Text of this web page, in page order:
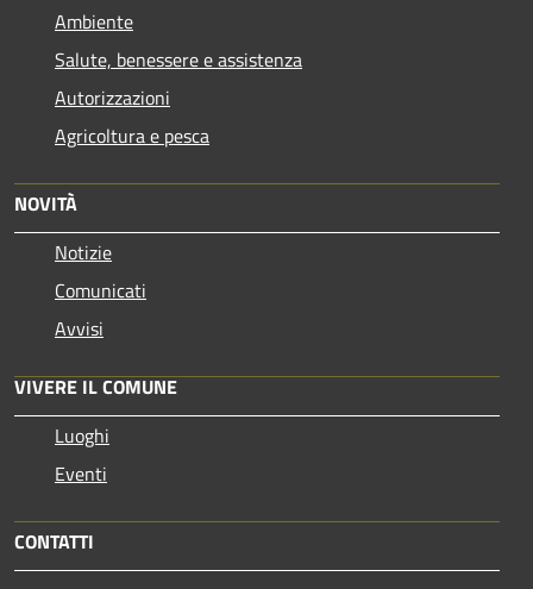
Ambiente
Salute, benessere e assistenza
Autorizzazioni
Agricoltura e pesca
NOVITÀ
Notizie
Comunicati
Avvisi
VIVERE IL COMUNE
Luoghi
Eventi
CONTATTI